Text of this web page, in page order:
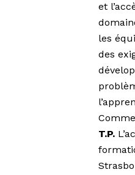
et
les
des
T.P.